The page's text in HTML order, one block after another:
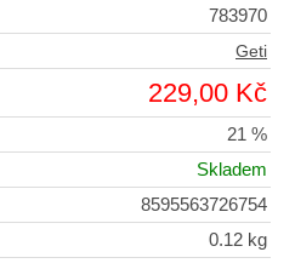
783970
Geti
229,00 Kč
21 %
Skladem
8595563726754
0.12 kg